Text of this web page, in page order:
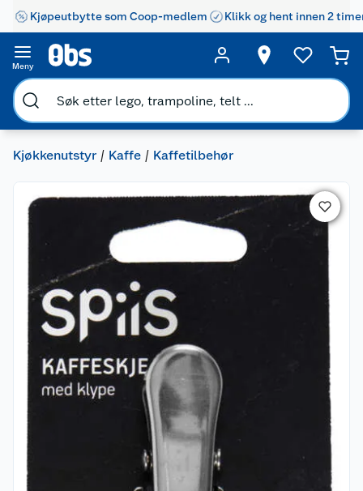
Kjøpeutbytte som Coop-medlem Klikk og hent innen 2
Meny
Kjøkkenutstyr Kaffe Kaffetilbehør